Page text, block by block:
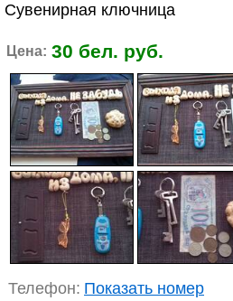
Сувенирная ключница
Цена: 30 бел. руб.
Телефон: Показать номер